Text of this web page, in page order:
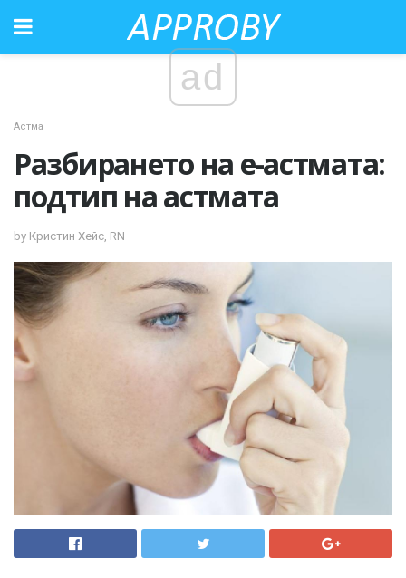
ad
Астма
Разбирането на е-астмата:
подтип на астмата
by Кристин Хейс, RN